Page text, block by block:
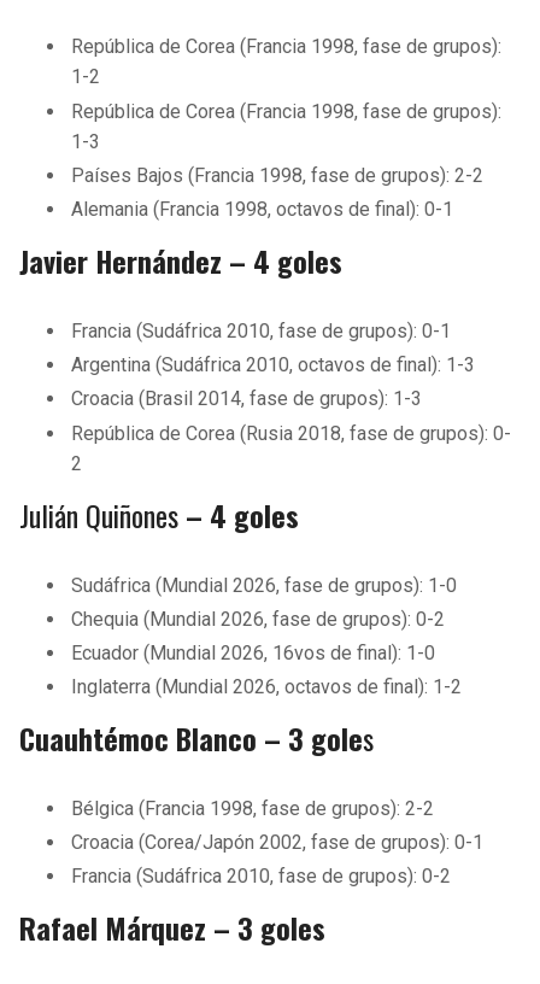
República de Corea (Francia 1998, fase de grupos):
1-2
República de Corea (Francia 1998, fase de grupos):
1-3
Países Bajos (Francia 1998, fase de grupos): 2-2
Alemania (Francia 1998, octavos de final): 0-1
Javier Hernández – 4 goles
Francia (Sudáfrica 2010, fase de grupos): 0-1
Argentina (Sudáfrica 2010, octavos de final): 1-3
Croacia (Brasil 2014, fase de grupos): 1-3
República de Corea (Rusia 2018, fase de grupos): 0-
2
Julián Quiñones– 4 goles
Sudáfrica (Mundial 2026, fase de grupos): 1-0
Chequia (Mundial 2026, fase de grupos): 0-2
Ecuador (Mundial 2026, 16vos de final): 1-0
Inglaterra (Mundial 2026, octavos de final): 1-2
Cuauhtémoc Blanco – 3 goles
Bélgica (Francia 1998, fase de grupos): 2-2
Croacia (Corea/Japón 2002, fase de grupos): 0-1
Francia (Sudáfrica 2010, fase de grupos): 0-2
Rafael Márquez – 3 goles